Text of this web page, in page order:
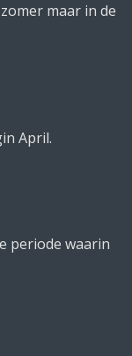
maar in de
April.
periode waarin